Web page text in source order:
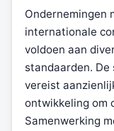
Ondernemingen
internationale
voldoen aan
standaarden.
vereist
ontwikkeling om
Samenwerking